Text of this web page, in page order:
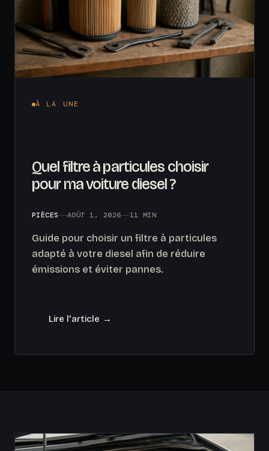
À LA UNE
Quel filtre à particules choisir
pour ma voiture diesel ?
PIÈCES AOÛT 1, 2026 11 MIN
Guide pour choisir un filtre à particules
adapté à votre diesel afin de réduire
émissions et éviter pannes.
Lire l'article →